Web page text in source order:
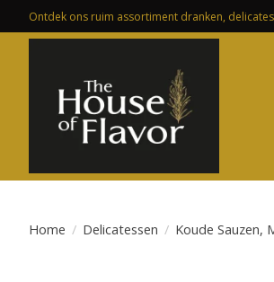
Ontdek ons ruim assortiment dranken,
Home / Delicatessen / Koude Sauzen,